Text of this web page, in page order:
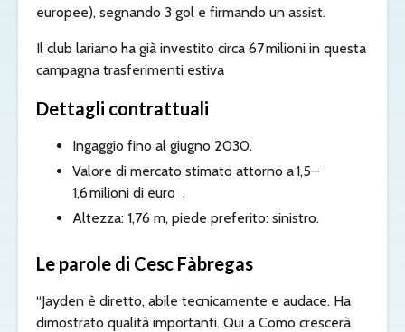
europee), segnando 3 gol e firmando un assist.
Il club lariano ha già investito circa 67 milioni in questa
campagna trasferimenti estiva
Dettagli contrattuali
Ingaggio fino al giugno 2030.
Valore di mercato stimato attorno a 1,5–
1,6 milioni di euro .
Altezza: 1,76 m, piede preferito: sinistro.
Le parole di Cesc Fàbregas
“Jayden è diretto, abile tecnicamente e audace. Ha
dimostrato qualità importanti. Qui a Como crescerà